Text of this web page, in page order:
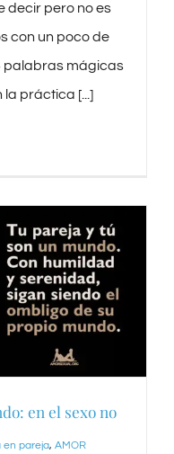
decir pero no es
con un poco de
palabras mágicas
la práctica [...]
en el sexo no
en pareja, AMOR